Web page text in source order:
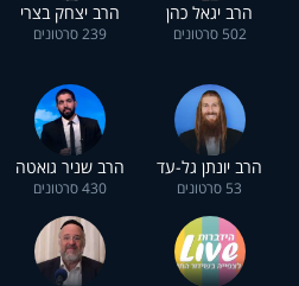
הרב יגאל כהן
502 סרטונים
הרב יצחק בצרי
239 סרטונים
הרב יונתן גל-עד
53 סרטונים
הרב שניר גואטה
430 סרטונים